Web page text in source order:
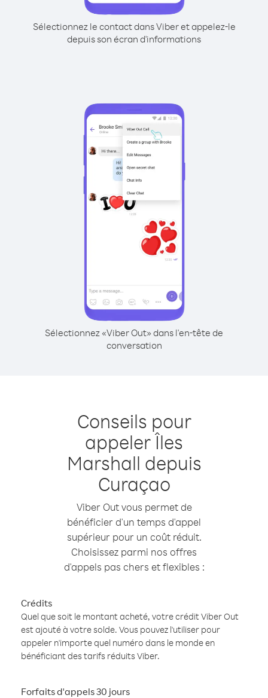
Sélectionnez le contact dans Viber et appelez-le
depuis son écran d'informations
Sélectionnez «Viber Out» dans l'en-tête de
conversation
Conseils pour
appeler Îles
Marshall depuis
Curaçao
Viber Out vous permet de
bénéficier d'un temps d'appel
supérieur pour un coût réduit.
Choisissez parmi nos offres
d'appels pas chers et flexibles :
Crédits
Quel que soit le montant acheté, votre crédit Viber Out
est ajouté à votre solde. Vous pouvez l'utiliser pour
appeler n'importe quel numéro dans le monde en
bénéficiant des tarifs réduits Viber.
Forfaits d'appels 30 jours